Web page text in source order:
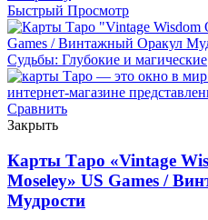
Быстрый Просмотр
Сравнить
Закрыть
Карты Таро «Vintage
Moseley» US Games /
Мудрости